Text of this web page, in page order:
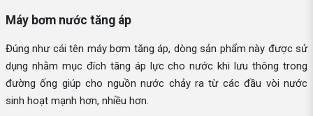
Máy bơm nước tăng áp
Đúng như cái tên máy bơm tăng áp, dòng sản phẩm này được sử
dụng nhằm mục đích tăng áp lực cho nước khi lưu thông trong
đường ống giúp cho nguồn nước chảy ra từ các đầu vòi nước
sinh hoạt mạnh hơn, nhiều hơn.